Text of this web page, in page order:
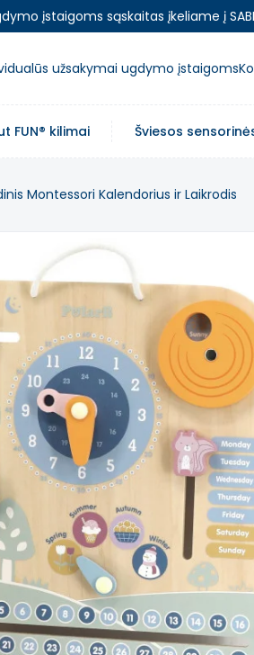
įstaigoms sąskaitas įkeliame į
užsakymai ugdymo įstaigoms
FUN® kilimai Šviesos
Montessori Kalendorius ir Laikrodis